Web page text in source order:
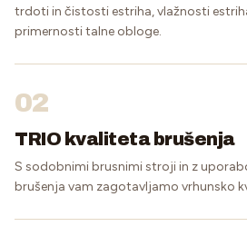
trdoti in čistosti estriha, vlažnosti
primernosti talne obloge.
02
TRIO kvaliteta brušenja
S sodobnimi brusnimi stroji in z
brušenja vam zagotavljamo vrhunsko